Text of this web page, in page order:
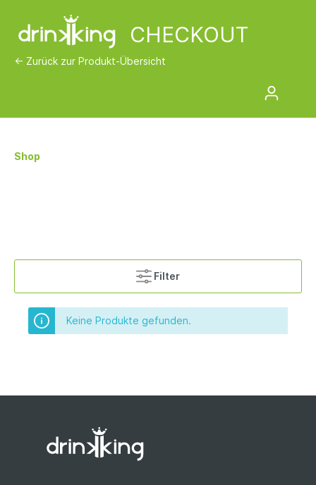
CHECKOUT
<- Zurück zur Produkt-Übersicht
Shop
Filter
Keine Produkte gefunden.